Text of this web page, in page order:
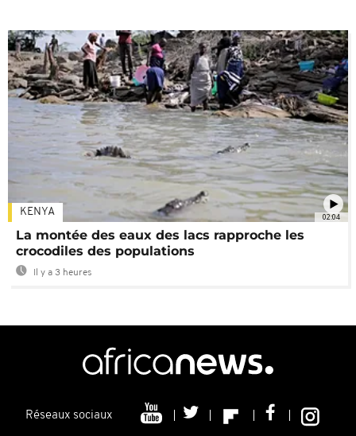
02:04
KENYA
La montée des eaux des lacs rapproche les
crocodiles des populations
Il y a 3 heures
Réseaux sociaux